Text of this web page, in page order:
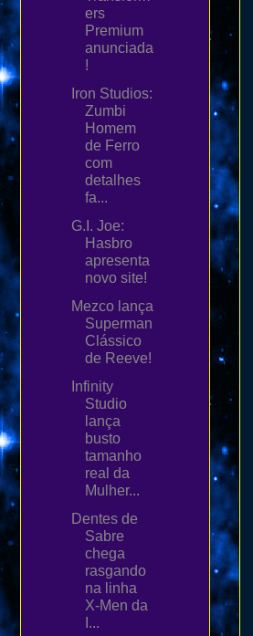
ers
Premium
anunciada
!
Iron Studios:
Zumbi
Homem
de Ferro
com
detalhes
fa...
G.I. Joe:
Hasbro
apresenta
novo site!
Mezco lança
Superman
Clássico
de Reeve!
Infinity
Studio
lança
busto
tamanho
real da
Mulher...
Dentes de
Sabre
chega
rasgando
na linha
X-Men da
I...